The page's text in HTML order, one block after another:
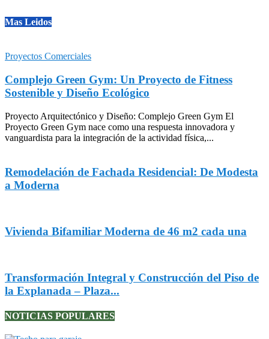
Mas Leidos
Proyectos Comerciales
Complejo Green Gym: Un Proyecto de Fitness
Sostenible y Diseño Ecológico
Proyecto Arquitectónico y Diseño: Complejo Green Gym El
Proyecto Green Gym nace como una respuesta innovadora y
vanguardista para la integración de la actividad física,...
Remodelación de Fachada Residencial: De Modesta
a Moderna
Vivienda Bifamiliar Moderna de 46 m2 cada una
Transformación Integral y Construcción del Piso de
la Explanada – Plaza...
NOTICIAS POPULARES